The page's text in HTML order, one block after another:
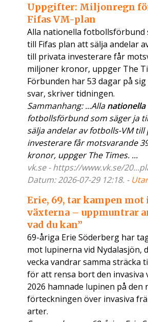
Uppgifter: Miljonregn
Fifas VM-plan
Alla nationella fotbollsförbund
till Fifas plan att sälja andelar
till privata investerare får
miljoner kronor, uppger The
Förbunden har 53 dagar på
svar, skriver tidningen.
Sammanhang: ...Allanationella
fotbollsförbund som säger ja
sälja andelar av fotbolls-VM till
investerare får motsvarande
kronor, uppger The Times. ...
vk.se - https://www.vk.se/
Datum: 2026-07-29 12:18. -
Erie, 69, tar kampen mot
växterna – uppmuntrar
vad du kan”
69-åriga Erie Söderberg har
mot lupinerna vid Nydalasjön,
vecka vandrar samma sträcka
för att rensa bort den invasiva
2026 hamnade lupinen på den
förteckningen över invasiva
arter.